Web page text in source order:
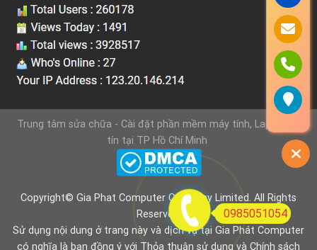
Trung tâm sửa chữa - Cài đặt phần mềm máy tính, Laptop uy
tín tại TP Hồ Chí Minh
Copyright© Gia Phat Computer Company Limited. All Rights
Reserved.
Sử dụng nội dung ở trang này và dịch vụ tại Gia Phát Computer
có nghĩa là bạn đồng ý với Thỏa thuận sử dụng và Chính sách
0985051054